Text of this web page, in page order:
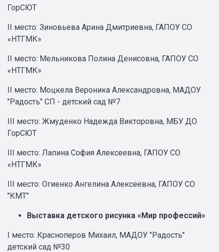
ГорСЮТ
II место: Зиновьева Арина Дмитриевна, ГАПОУ СО
«НТГМК»
II место: Мельникова Полина Денисовна, ГАПОУ СО
«НТГМК»
II место: Моцкела Вероника Александровна, МАДОУ
"Радость" СП - детский сад №7
III место: Жмуденко Надежда Викторовна, МБУ ДО
ГорСЮТ
III место: Лапина София Алексеевна, ГАПОУ СО
«НТГМК»
III место: Огиенко Ангелина Алексеевна, ГАПОУ СО
"КМТ"
Выставка детского рисунка «Мир профессий»
I место: Красноперов Михаил, МАДОУ "Радость"
детский сад №30